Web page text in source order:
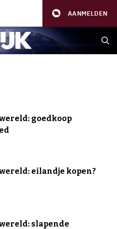
AANMELDEN
goedkoop
eilandje kopen?
slapende